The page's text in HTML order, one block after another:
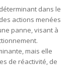
dans le
actions menées
panne, visant à
mais elle
de réactivité, de